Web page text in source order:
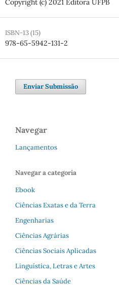
Copyright (c) 2021 Editora UFPB
ISBN-13 (15)
978-65-5942-131-2
Enviar Submissão
Navegar
Lançamentos
Navegar a categoria
Ebook
Ciências Exatas e da Terra
Engenharias
Ciências Agrárias
Ciências Sociais Aplicadas
Linguística, Letras e Artes
Ciências da Saúde